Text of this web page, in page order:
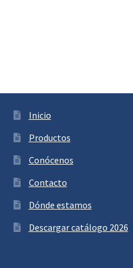
Inicio
Productos
Conócenos
Contacto
Dónde estamos
Descargar catálogo 2026